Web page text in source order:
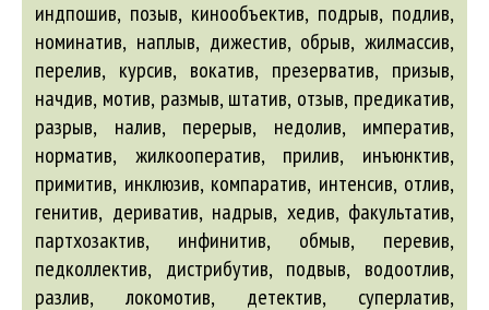
индпошив, позыв, кинообъектив, подрыв, подлив,
номинатив, наплыв, дижестив, обрыв, жилмассив,
перелив, курсив, вокатив, презерватив, призыв,
начдив, мотив, размыв, штатив, отзыв, предикатив,
разрыв, налив, перерыв, недолив, императив,
норматив, жилкооператив, прилив, инъюнктив,
примитив, инклюзив, компаратив, интенсив, отлив,
генитив, дериватив, надрыв, хедив, факультатив,
партхозактив, инфинитив, обмыв, перевив,
педколлектив, дистрибутив, подвыв, водоотлив,
разлив, локомотив, детектив, суперлатив,